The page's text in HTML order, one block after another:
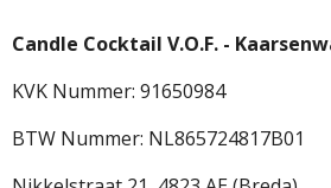
Candle Cocktail V.O.F. -
KVK Nummer: 91650984
BTW Nummer: NL865724817B01